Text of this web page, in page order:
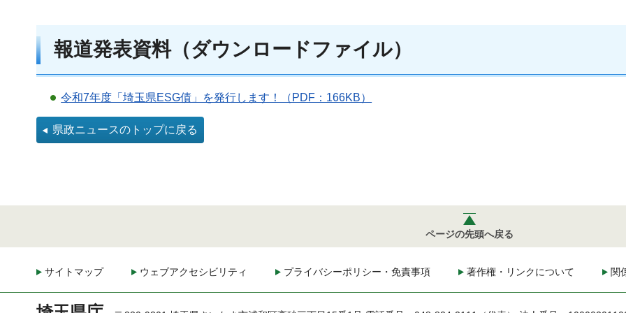
報道発表資料（ダウンロードファイル）
令和7年度「埼玉県ESG債」を発行します！（PDF：166KB）
県政ニュースのトップに戻る
ページの先頭へ戻る
サイトマップ ウェブアクセシビリティ プライバシーポリシー・免責事項 著作権・リンクについて 関